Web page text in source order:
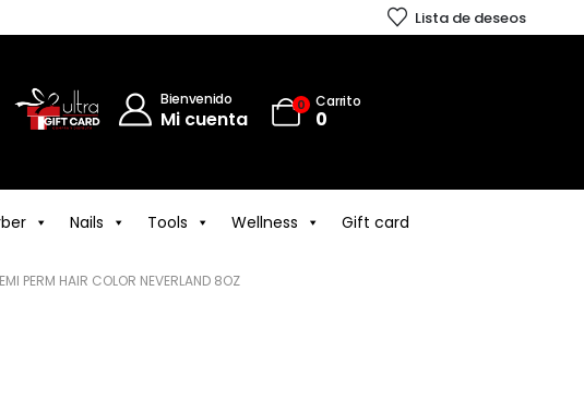
Lista de deseos
Bienvenido
Mi cuenta
0 Carrito
0
Nails Tools Wellness Gift card
PERM HAIR COLOR NEVERLAND 8OZ